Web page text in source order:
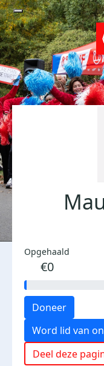
Opgehaald
€0
Doneer
Word lid van
Deel deze